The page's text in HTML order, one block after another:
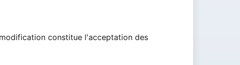
constitue l'acceptation des